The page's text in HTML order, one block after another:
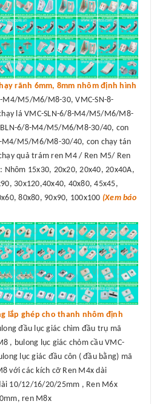
rãnh 6mm, 8mm nhôm định hình
M4/M5/M6/M8-30, VMC-SN-8-
lá VMC-SLN-6/8-M4/M5/M6/M8-
BLN-6/8-M4/M5/M6/M8-30/40, con
M5/M6/M8-30/40, con chạy tán
quả trám ren M4 / Ren M5/ Ren
Nhôm 15x30, 20x20, 20x40, 20x40A,
30x120,40x40, 40x80, 45x45,
80x80, 90x90, 100x100 (Xem báo
lắp ghép cho thanh nhôm định
đầu lục giác chìm đầu trụ mã
, bulong lục giác chỏm cầu VMC-
lục giác đầu côn ( đầu bằng) mã
với các kích cỡ Ren M4x dài
10/12/16/20/25mm , Ren M6x
ren M8x